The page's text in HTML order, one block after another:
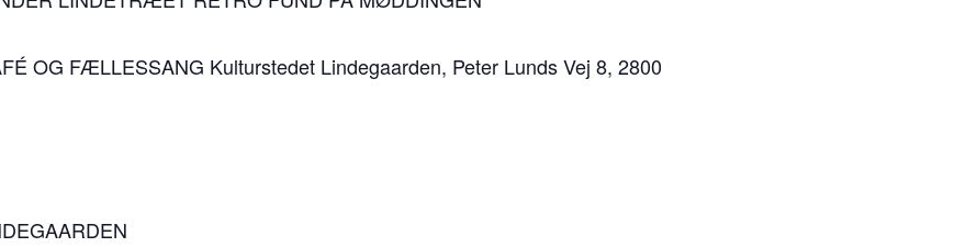
OG FÆLLESSANG Kulturstedet Lindegaarden, Peter Lunds Vej 8, 2800